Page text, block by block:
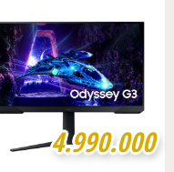
4.990.000
4.990.000